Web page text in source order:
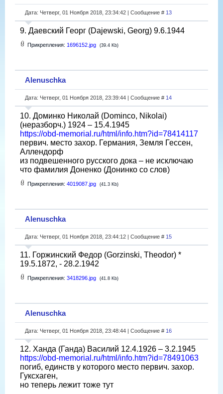
Дата: Четверг, 01 Ноября 2018, 23:34:42 | Сообщение # 13
9. Даевский Георг (Dajewski, Georg) 9.6.1944
Прикрепления: 1696152.jpg (39.4 Kb)
Alenuschka
Дата: Четверг, 01 Ноября 2018, 23:39:44 | Сообщение # 14
10. Доминко Николай (Dominco, Nikolai)
(неразборч.) 1924 – 15.4.1945
https://obd-memorial.ru/html/info.htm?id=78414117
первич. место захор. Германия, Земля Гессен,
Аллендорф
из подвешенного русского дока – не исключаю
что фамилия Доненко (Донинко со слов)
Прикрепления: 4019087.jpg (41.3 Kb)
Alenuschka
Дата: Четверг, 01 Ноября 2018, 23:44:12 | Сообщение # 15
11. Горжинский Федор (Gorzinski, Theodor) *
19.5.1872, - 28.2.1942
Прикрепления: 3418296.jpg (41.8 Kb)
Alenuschka
Дата: Четверг, 01 Ноября 2018, 23:48:44 | Сообщение # 16
12. Ханда (Ганда) Василий 12.4.1926 – 3.2.1945
https://obd-memorial.ru/html/info.htm?id=78491063
погиб, единств у которого место первич. захор.
Гуксхаген,
но теперь лежит тоже тут